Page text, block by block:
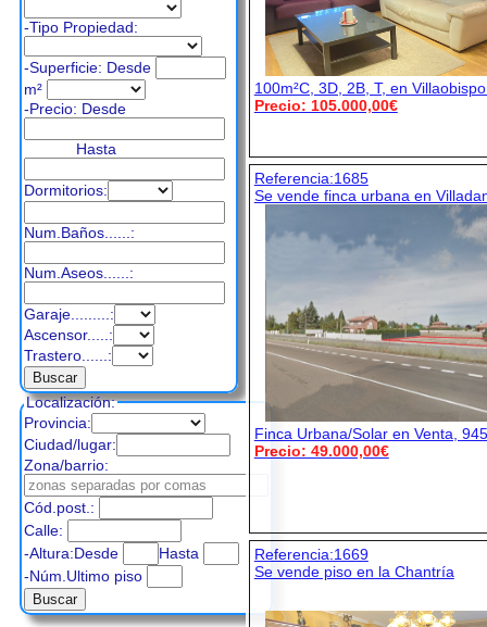
-Tipo Propiedad:
-Superficie: Desde
m²
-Precio: Desde
Hasta
Dormitorios:
Num.Baños......:
Num.Aseos......:
Garaje.........:
Ascensor.....:
Trastero......:
Localización:
Provincia:
Ciudad/lugar:
Zona/barrio:
Cód.post.:
Calle:
-Altura:Desde
Hasta
-Núm.Ultimo piso
100m²C, 3D, 2B, T, en
Precio: 105.000,00€
Referencia:1685
Se vende finca urbana en
Finca Urbana/Solar en Venta,
Precio: 49.000,00€
Referencia:1669
Se vende piso en la Chantría